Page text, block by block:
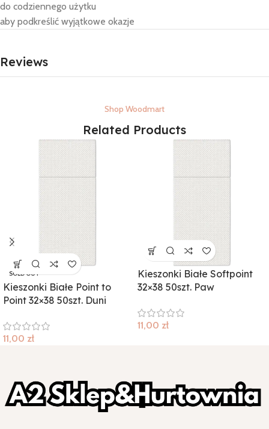
do codziennego użytku
aby podkreślić wyjątkowe okazje
Reviews
Shop Woodmart
Related Products
SOLD OUT
Kieszonki Białe Point to
Point 32×38 50szt. Duni
11,00 zł
Kieszonki Białe Softpoint
32×38 50szt. Paw
11,00 zł